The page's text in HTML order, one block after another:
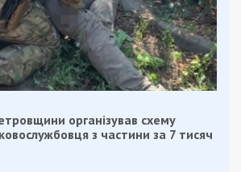
організував схему
з частини за 7 тисяч